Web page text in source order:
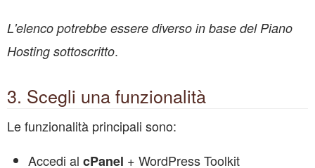
L'elenco potrebbe essere diverso in base del Piano
Hosting sottoscritto.
3. Scegli una funzionalità
Le funzionalità principali sono:
Accedi al cPanel + WordPress Toolkit